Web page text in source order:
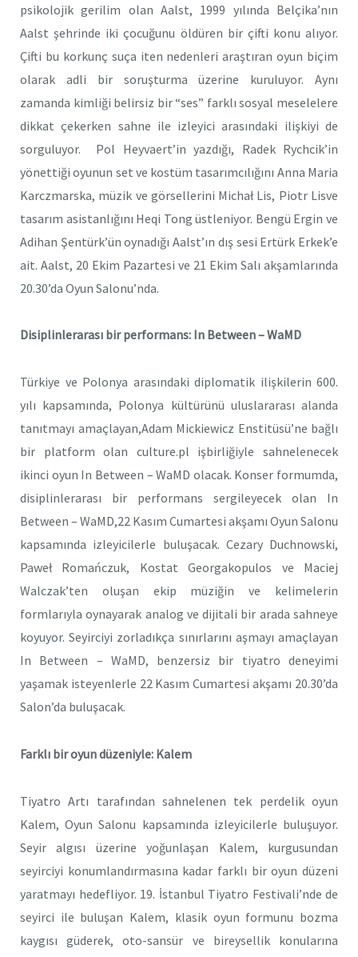
psikolojik gerilim olan Aalst, 1999 yılında Belçika’nın
Aalst şehrinde iki çocuğunu öldüren bir çifti konu alıyor.
Çifti bu korkunç suça iten nedenleri araştıran oyun biçim
olarak adli bir soruşturma üzerine kuruluyor. Aynı
zamanda kimliği belirsiz bir “ses” farklı sosyal meselelere
dikkat çekerken sahne ile izleyici arasındaki ilişkiyi de
sorguluyor. Pol Heyvaert’in yazdığı, Radek Rychcik’in
yönettiği oyunun set ve kostüm tasarımcılığını Anna Maria
Karczmarska, müzik ve görsellerini Michał Lis, Piotr Lisve
tasarım asistanlığını Heqi Tong üstleniyor. Bengü Ergin ve
Adihan Şentürk’ün oynadığı Aalst’ın dış sesi Ertürk Erkek’e
ait. Aalst, 20 Ekim Pazartesi ve 21 Ekim Salı akşamlarında
20.30’da Oyun Salonu’nda.
Disiplinlerarası bir performans: In Between – WaMD
Türkiye ve Polonya arasındaki diplomatik ilişkilerin 600.
yılı kapsamında, Polonya kültürünü uluslararası alanda
tanıtmayı amaçlayan,Adam Mickiewicz Enstitüsü’ne bağlı
bir platform olan culture.pl işbirliğiyle sahnelenecek
ikinci oyun In Between – WaMD olacak. Konser formumda,
disiplinlerarası bir performans sergileyecek olan In
Between – WaMD,22 Kasım Cumartesi akşamı Oyun Salonu
kapsamında izleyicilerle buluşacak. Cezary Duchnowski,
Paweł Romańczuk, Kostat Georgakopulos ve Maciej
Walczak’ten oluşan ekip müziğin ve kelimelerin
formlarıyla oynayarak analog ve dijitali bir arada sahneye
koyuyor. Seyirciyi zorladıkça sınırlarını aşmayı amaçlayan
In Between – WaMD, benzersiz bir tiyatro deneyimi
yaşamak isteyenlerle 22 Kasım Cumartesi akşamı 20.30’da
Salon’da buluşacak.
Farklı bir oyun düzeniyle: Kalem
Tiyatro Artı tarafından sahnelenen tek perdelik oyun
Kalem, Oyun Salonu kapsamında izleyicilerle buluşuyor.
Seyir algısı üzerine yoğunlaşan Kalem, kurgusundan
seyirciyi konumlandırmasına kadar farklı bir oyun düzeni
yaratmayı hedefliyor. 19. İstanbul Tiyatro Festivali’nde de
seyirci ile buluşan Kalem, klasik oyun formunu bozma
kaygısı güderek, oto-sansür ve bireysellik konularına